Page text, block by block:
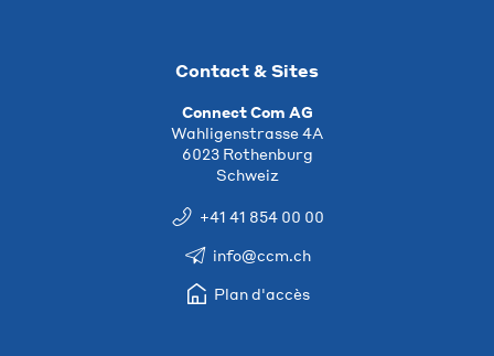
Contact & Sites
Connect Com AG
Wahligenstrasse 4A
6023 Rothenburg
Schweiz
+41 41 854 00 00
info@ccm.ch
Plan d'accès